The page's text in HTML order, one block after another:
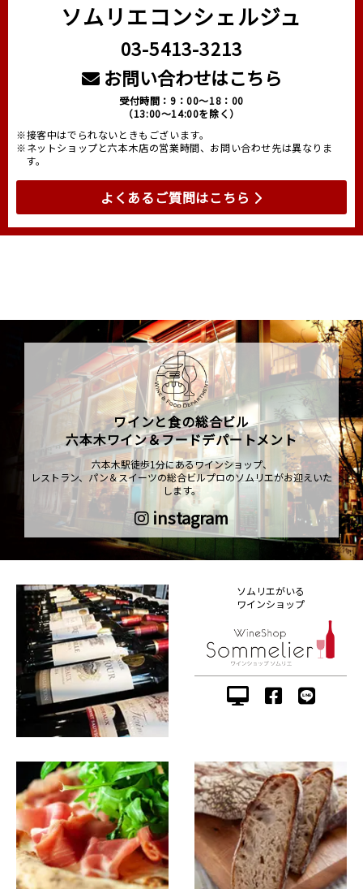
ソムリエコンシェルジュ
03-5413-3213
お問い合わせはこちら
受付時間：9：00～18：00
（13:00～14:00を除く）
※接客中はでられないときもございます。
※ネットショップと六本木店の営業時間、お問い合わせ先は異なりま
す。
よくあるご質問はこちら
ワインと食の総合ビル
六本木ワイン＆フードデパートメント
六本木駅徒歩1分にあるワインショップ、
レストラン、パン＆スイーツの総合ビルプロのソムリエがお迎えいた
します。
instagram
ソムリエがいる
ワインショップ